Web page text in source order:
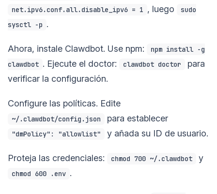
net.ipv6.conf.all.disable_ipv6 = 1 , luego
sudo
sysctl -p .
Ahora, instale Clawdbot. Use npm:
npm install -g
clawdbot . Ejecute el doctor: clawdbot doctor
para
verificar la configuración.
Configure las políticas. Edite
~/.clawdbot/config.json para establecer
"dmPolicy": "allowlist" y añada su ID de usuario.
Proteja las credenciales: chmod 700 ~/.clawdbot y
chmod 600 .env .